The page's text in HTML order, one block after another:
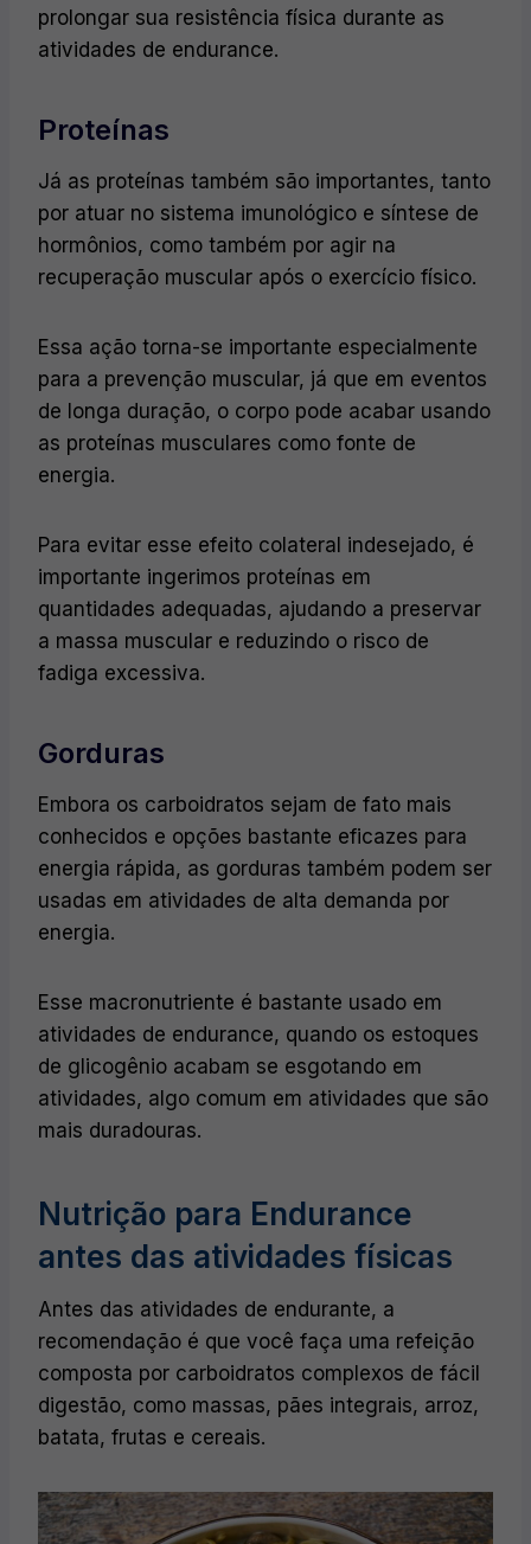
prolongar sua resistência física durante as
atividades de endurance.
Proteínas
Já as proteínas também são importantes, tanto
por atuar no sistema imunológico e síntese de
hormônios, como também por agir na
recuperação muscular após o exercício físico.
Essa ação torna-se importante especialmente
para a prevenção muscular, já que em eventos
de longa duração, o corpo pode acabar usando
as proteínas musculares como fonte de
energia.
Para evitar esse efeito colateral indesejado, é
importante ingerimos proteínas em
quantidades adequadas, ajudando a preservar
a massa muscular e reduzindo o risco de
fadiga excessiva.
Gorduras
Embora os carboidratos sejam de fato mais
conhecidos e opções bastante eficazes para
energia rápida, as gorduras também podem ser
usadas em atividades de alta demanda por
energia.
Esse macronutriente é bastante usado em
atividades de endurance, quando os estoques
de glicogênio acabam se esgotando em
atividades, algo comum em atividades que são
mais duradouras.
Nutrição para Endurance
antes das atividades físicas
Antes das atividades de endurante, a
recomendação é que você faça uma refeição
composta por carboidratos complexos de fácil
digestão, como massas, pães integrais, arroz,
batata, frutas e cereais.